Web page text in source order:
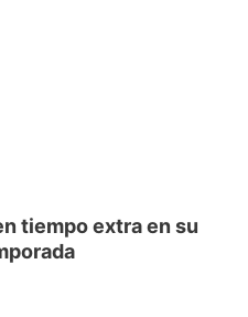
tiempo extra en su